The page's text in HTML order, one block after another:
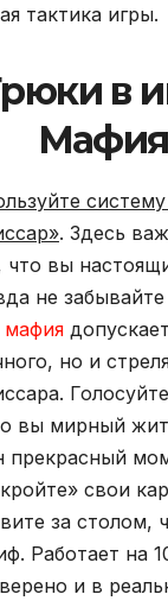
тактика игры.
в
Мафия
. Здесь
что вы
не
мафия
но и
вы мирный
прекрасный
свои
за столом,
Работает на
и в